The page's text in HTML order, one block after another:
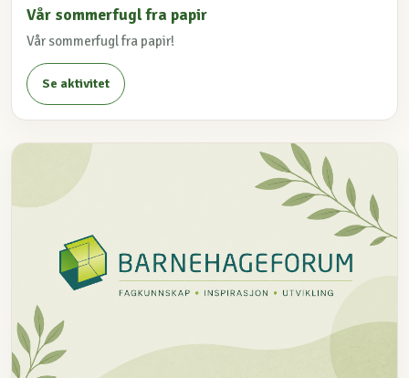
Vår sommerfugl fra papir
Vår sommerfugl fra papir!
Se aktivitet